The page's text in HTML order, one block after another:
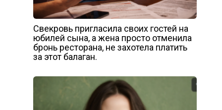
Свекровь пригласила своих гостей на
юбилей сына, а жена просто отменила
бронь ресторана, не захотела платить
за этот балаган.